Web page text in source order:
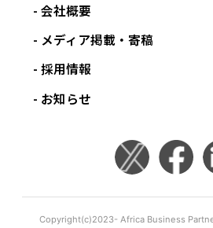
会社概要
メディア掲載・寄稿
採用情報
お知らせ
Copyright(c)2023- Africa Business